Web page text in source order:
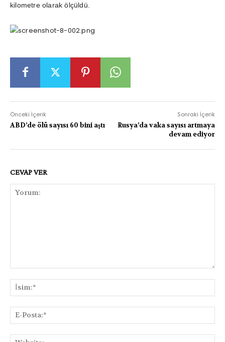
kilometre olarak ölçüldü.
Önceki İçerik
ABD’de ölü sayısı 60 bini aştı
Sonraki İçerik
Rusya’da vaka sayısı artmaya
devam ediyor
CEVAP VER